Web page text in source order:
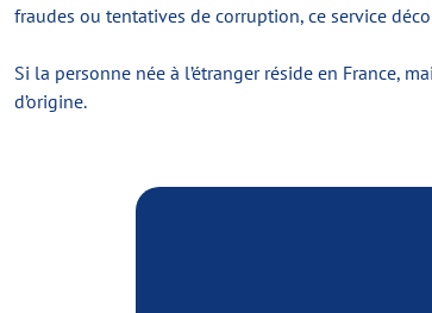
fraudes ou tentatives de corruption, ce service
Si la personne née à l’étranger réside en France,
d’origine.